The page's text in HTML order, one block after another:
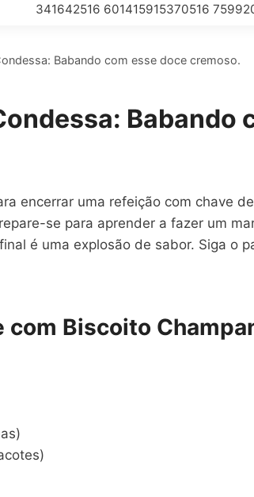
341642516 601415915370516
Babando com esse doce cremoso.
Babando
encerrar uma refeição com chave
se para aprender a fazer um
é uma explosão de sabor. Siga o
com Biscoito